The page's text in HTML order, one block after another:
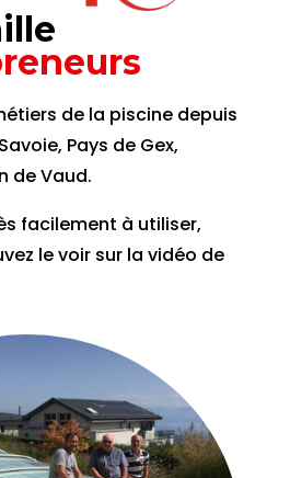
de la piscine depuis
Pays de Gex,
de Vaud.
facilement à utiliser,
le voir sur la vidéo de